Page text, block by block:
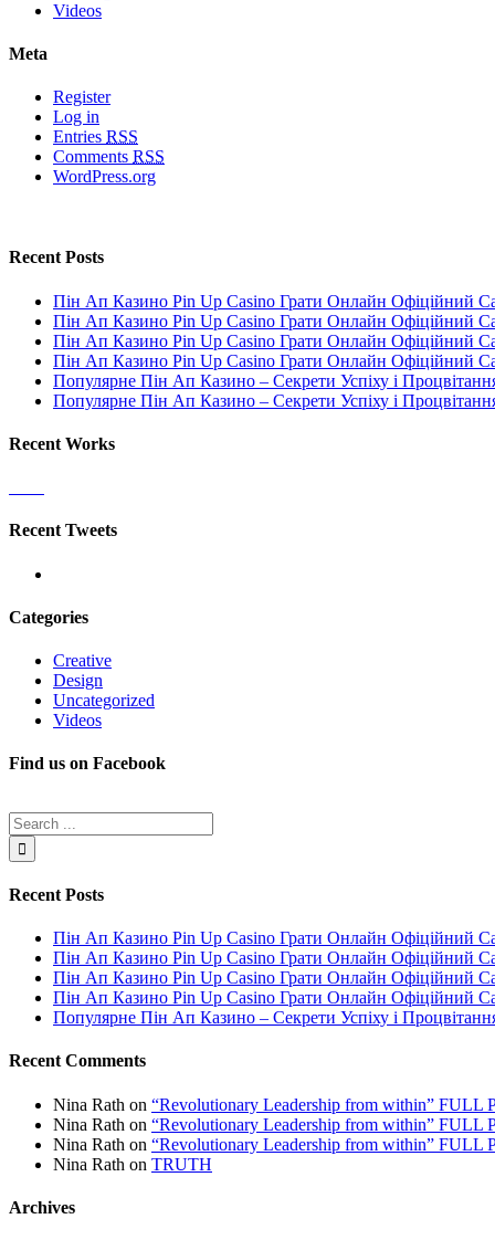
Videos
Meta
Register
Log in
Entries RSS
Comments RSS
WordPress.org
Recent Posts
Пін Ап Казино Pin Up Casino Грати Онлайн Офіційний
Пін Ап Казино Pin Up Casino Грати Онлайн Офіційний
Пін Ап Казино Pin Up Casino Грати Онлайн Офіційний
Пін Ап Казино Pin Up Casino Грати Онлайн Офіційний
Популярне Пін Ап Казино – Секрети Успіху і
Популярне Пін Ап Казино – Секрети Успіху і
Recent Works
Recent Tweets
Categories
Creative
Design
Uncategorized
Videos
Find us on Facebook
Recent Posts
Пін Ап Казино Pin Up Casino Грати Онлайн Офіційний
Пін Ап Казино Pin Up Casino Грати Онлайн Офіційний
Пін Ап Казино Pin Up Casino Грати Онлайн Офіційний
Пін Ап Казино Pin Up Casino Грати Онлайн Офіційний
Популярне Пін Ап Казино – Секрети Успіху і
Recent Comments
Nina Rath on “Revolutionary Leadership from within” FULL
Nina Rath on “Revolutionary Leadership from within” FULL
Nina Rath on “Revolutionary Leadership from within” FULL
Nina Rath on TRUTH
Archives